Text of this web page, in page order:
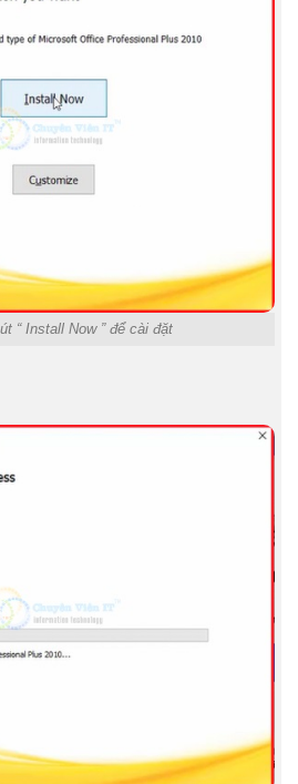
“ Install Now ” để cài đặt